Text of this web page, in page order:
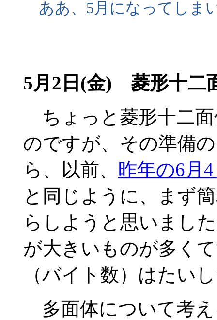
ああ、5月になってしま
5月2日(金) 菱形十二
ちょっと菱形十二
のですが、その準備
ら、以前、 昨年の6月
と同じように、まず
らしようと思いまし
が大きいものが多く
（バイト数）はたい
多面体について考